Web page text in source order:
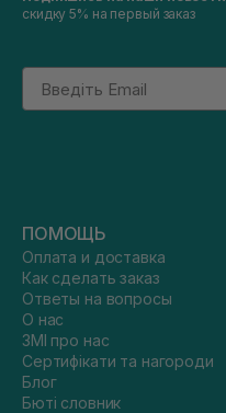
скидку 5% на первый заказ
Email
ПОМОЩЬ
Оплата и доставка
Как сделать заказ
Ответы на вопросы
О нас
ЗМІ про нас
Сертифікати та нагороди
Блог
Бюті словник